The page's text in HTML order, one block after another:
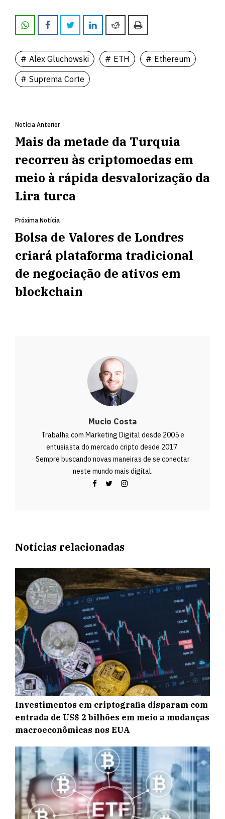
Alex Gluchowski ETH
Ethereum
Suprema Corte
Notícia Anterior
Mais da metade da Turquia
recorreu às criptomoedas em
meio à rápida desvalorização da
Lira turca
Próxima Notícia
Bolsa de Valores de Londres
criará plataforma tradicional
de negociação de ativos em
blockchain
Mucio Costa
Trabalha com Marketing Digital desde 2005 e
entusiasta do mercado cripto desde 2017.
Sempre buscando novas maneiras de se conectar
neste mundo mais digital.
Notícias relacionadas
Investimentos em criptografia disparam com
entrada de US$ 2 bilhões em meio a mudanças
macroeconômicas nos EUA